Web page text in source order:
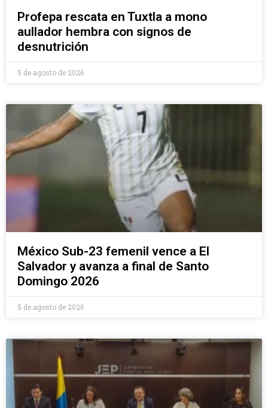
Profepa rescata en Tuxtla a mono
aullador hembra con signos de
desnutrición
5 de agosto de 2026
México Sub-23 femenil vence a El
Salvador y avanza a final de Santo
Domingo 2026
5 de agosto de 2026